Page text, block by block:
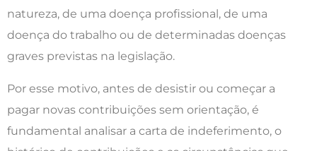
natureza, de uma doença profissional, de uma
doença do trabalho ou de determinadas doenças
graves previstas na legislação.
Por esse motivo, antes de desistir ou começar a
pagar novas contribuições sem orientação, é
fundamental analisar a carta de indeferimento, o